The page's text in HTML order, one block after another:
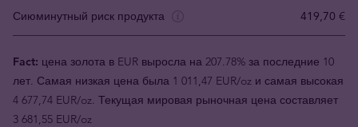
Сиюминутный риск продукта 419,70 €
Fact: цена золота в EUR выросла на 207.78% за последние 10
лет. Самая низкая цена была 1 011,47 EUR/oz и самая высокая
4 677,74 EUR/oz. Текущая мировая рыночная цена составляет
3 681,55 EUR/oz